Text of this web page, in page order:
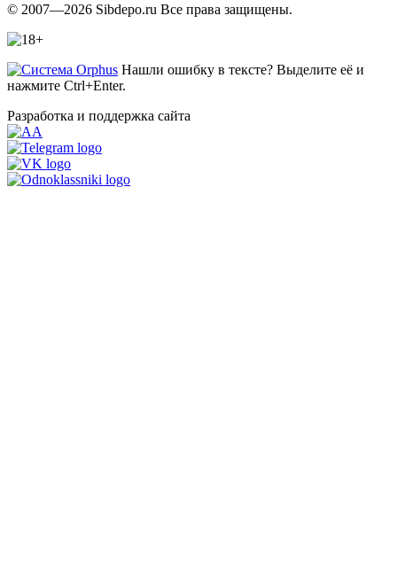
© 2007—2026 Sibdepo.ru Все права защищены.
Нашли ошибку в тексте? Выделите её и
нажмите Ctrl+Enter.
Разработка и поддержка сайта